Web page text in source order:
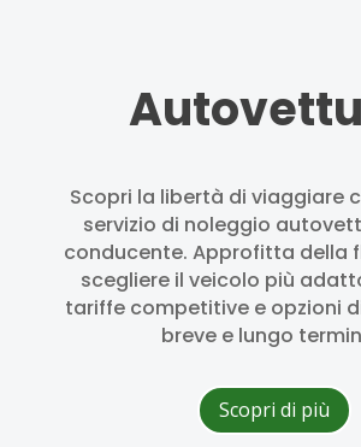
Scopri la libertà di viaggiare
servizio di noleggio
conducente. Approfitta della
scegliere il veicolo più
tariffe competitive e opzioni
breve e lungo
Scopri di più